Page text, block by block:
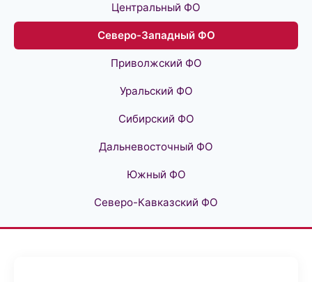
Центральный ФО
Северо-Западный ФО
Приволжский ФО
Уральский ФО
Сибирский ФО
Дальневосточный ФО
Южный ФО
Северо-Кавказский ФО